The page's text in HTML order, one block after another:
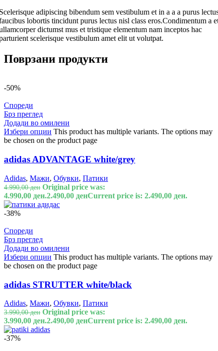
adipiscing bibendum sem vestibulum et in a a a purus
lobortis tincidunt purus lectus nisl class eros.Condimentum a
dictumst mus et tristique elementum nam inceptos hac
scelerisque vestibulum amet elit ut volutpat.
Поврзани продукти
-50%
Спореди
Брз преглед
Додади во омилени
Избери опции This product has multiple variants. The options may
be chosen on the product page
adidas ADVANTAGE white/grey
Adidas, Мажи, Обувки, Патики
4.990,00ден Original price was:
4.990,00 ден.2.490,00 денCurrent price is: 2.490,00 ден.
-38%
Спореди
Брз преглед
Додади во омилени
Избери опции This product has multiple variants. The options may
be chosen on the product page
adidas STRUTTER white/black
Adidas, Мажи, Обувки, Патики
3.990,00ден Original price was:
3.990,00 ден.2.490,00 денCurrent price is: 2.490,00 ден.
-37%